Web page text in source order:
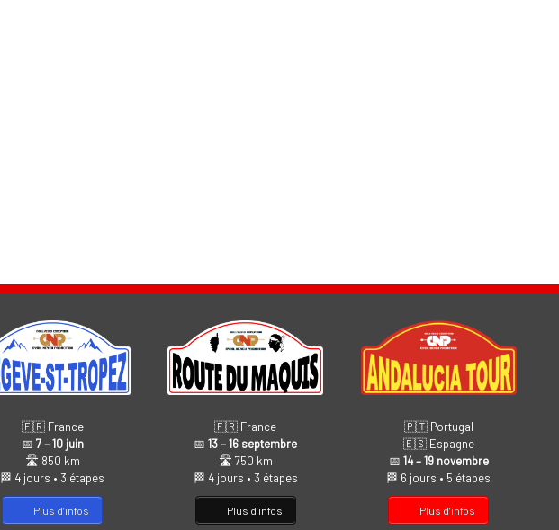
🇫🇷 France
📅 7 – 10 juin
🛣️ 850 km
🏁 4 jours • 3 étapes
Plus d’infos
🇫🇷 France
📅13 – 16 septembre
🛣️ 750 km
🏁 4 jours • 3 étapes
Plus d’infos
🇵🇹 Portugal
🇪🇸 Espagne
📅 14 – 19 novembre
🏁 6 jours • 5 étapes
Plus d’infos